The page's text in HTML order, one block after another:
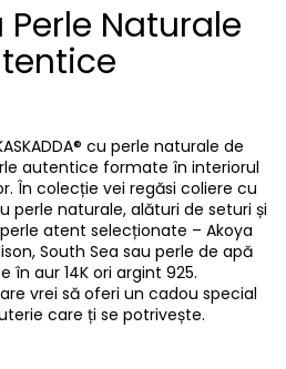
Naturale
cu perle naturale de
autentice formate în interiorul
În colecție vei regăsi coliere cu
perle naturale, alături de seturi și
atent selecționate – Akoya
South Sea sau perle de apă
în aur 14K ori argint 925.
vrei să oferi un cadou special
care ți se potrivește.